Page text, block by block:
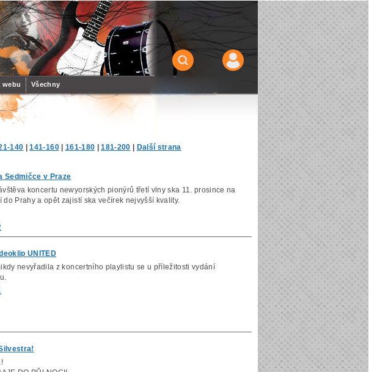
webu Všechny
140 |141-160| 161-180 |181-200 Další strana
Sedmičce v Praze
koncertu newyorských pionýrů třetí vlny ska 11. prosince na
Prahy a opět zajistí ska večírek nejvyšší kvality.
UNITED
nevyřadila z koncertního playlistu se u příležitosti vydání